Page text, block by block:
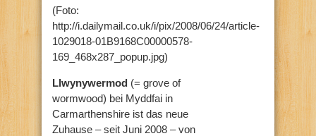
(Foto:
http://i.dailymail.co.uk/i/pix/2008/06/24/article-
1029018-01B9168C00000578-
169_468x287_popup.jpg)
Llwynywermod (= grove of
wormwood) bei Myddfai in
Carmarthenshire ist das neue
Zuhause – seit Juni 2008 – von